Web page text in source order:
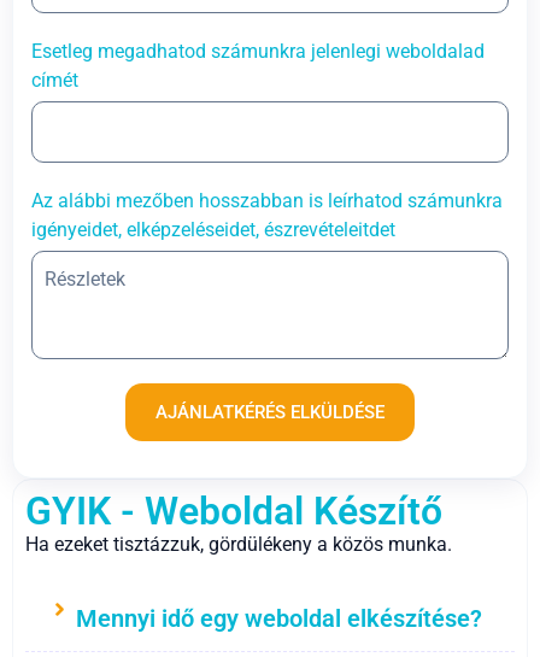
GYIK - Weboldal Készítő
Ha ezeket tisztázzuk, gördülékeny a közös munka.
Mennyi idő egy weboldal elkészítése?
Esetleg megadhatod számunkra jelenlegi weboldalad
címét
Az alábbi mezőben hosszabban is leírhatod számunkra
igényeidet, elképzeléseidet, észrevételeitdet
AJÁNLATKÉRÉS ELKÜLDÉSE